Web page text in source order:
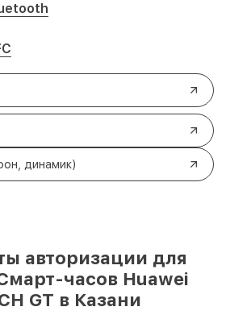
динамик)
авторизации для
часов Huawei
GT в Казани